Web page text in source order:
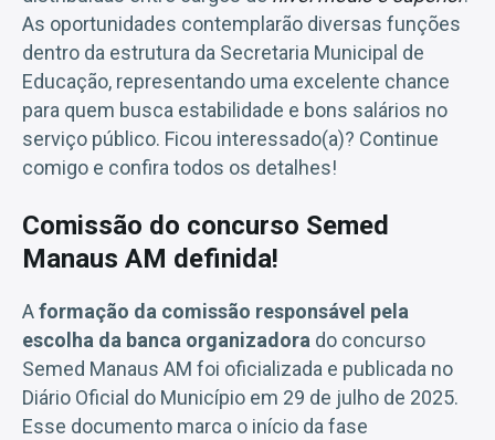
As oportunidades contemplarão diversas funções
dentro da estrutura da Secretaria Municipal de
Educação, representando uma excelente chance
para quem busca estabilidade e bons salários no
serviço público. Ficou interessado(a)? Continue
comigo e confira todos os detalhes!
Comissão do concurso Semed
Manaus AM definida!
Aformação da comissão responsável pela
escolha da banca organizadora do concurso
Semed Manaus AM foi oficializada e publicada no
Diário Oficial do Município em 29 de julho de 2025.
Esse documento marca o início da fase